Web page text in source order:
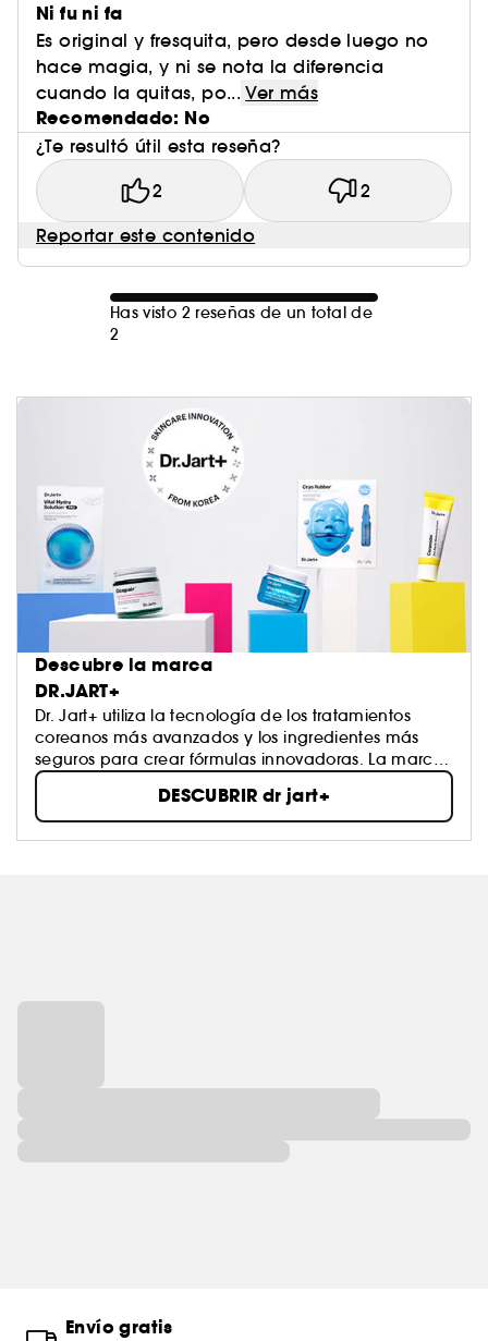
Ni fu ni fa
Es original y fresquita, pero desde luego no
hace magia, y ni se nota la diferencia
cuando la quitas, po... Ver más
Recomendado: No
¿Te resultó útil esta reseña?
2 2
Reportar este contenido
Has visto 2 reseñas de un total de
2
Descubre la marca
DR.JART+
Dr. Jart+ utiliza la tecnología de los tratamientos
coreanos más avanzados y los ingredientes más
seguros para crear fórmulas innovadoras. La marca
trabaja con dermatólogos expertos, pero también
con artistas, diseñadores y expertos en tecnología.
Todo esto para crear productos únicos que son
eficaces, modernos ¡y muy chulos!
DESCUBRIR dr jart+
Envío gratis